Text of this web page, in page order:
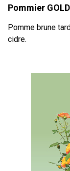
Pommier
Pomme brune
cidre.